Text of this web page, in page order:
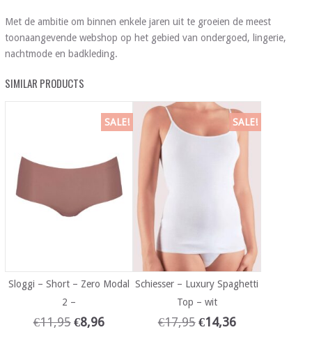
Met de ambitie om binnen enkele jaren uit te groeien de meest
toonaangevende webshop op het gebied van ondergoed, lingerie,
nachtmode en badkleding.
SIMILAR PRODUCTS
SALE!
Sloggi – Short – Zero Modal
2 –
€11,95 €8,96
SALE!
Schiesser – Luxury Spaghetti
Top – wit
€17,95 €14,36